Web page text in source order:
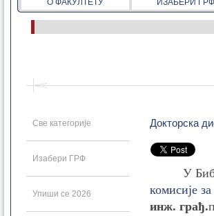
О ФАКУЛТЕТУ ИЗАБЕРИ ГРФ
Све категорије
Изабери ГРФ
Упиши се 2026
Докторска
У
комисије
инж. грађ.